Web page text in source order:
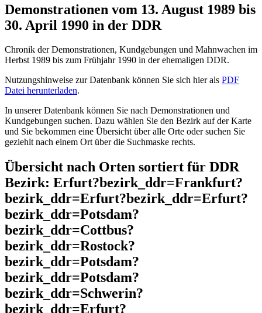
Demonstrationen vom 13. August 1989 bis
30. April 1990 in der DDR
Chronik der Demonstrationen, Kundgebungen und Mahnwachen im
Herbst 1989 bis zum Frühjahr 1990 in der ehemaligen DDR.
Nutzungshinweise zur Datenbank können Sie sich hier als PDF
Datei herunterladen.
In unserer Datenbank können Sie nach Demonstrationen und
Kundgebungen suchen. Dazu wählen Sie den Bezirk auf der Karte
und Sie bekommen eine Übersicht über alle Orte oder suchen Sie
geziehlt nach einem Ort über die Suchmaske rechts.
Übersicht nach Orten sortiert für DDR
Bezirk: Erfurt?bezirk_ddr=Frankfurt?
bezirk_ddr=Erfurt?bezirk_ddr=Erfurt?
bezirk_ddr=Potsdam?
bezirk_ddr=Cottbus?
bezirk_ddr=Rostock?
bezirk_ddr=Potsdam?
bezirk_ddr=Potsdam?
bezirk_ddr=Schwerin?
bezirk_ddr=Erfurt?